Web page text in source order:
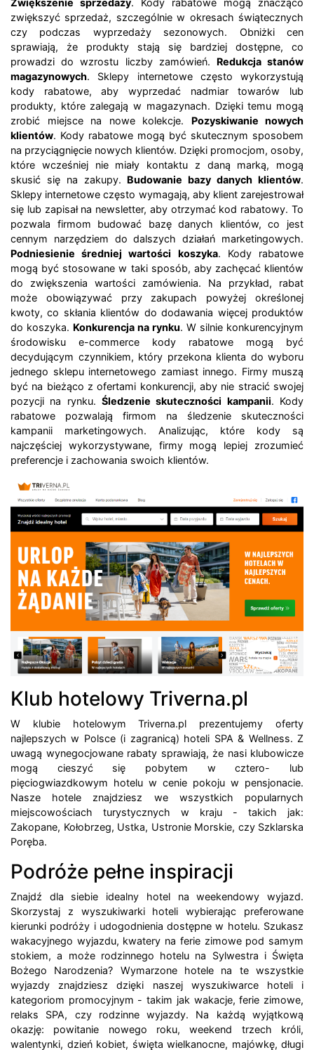
Zwiększenie sprzedaży. Kody rabatowe mogą znacząco
zwiększyć sprzedaż, szczególnie w okresach świątecznych
czy podczas wyprzedaży sezonowych. Obniżki cen
sprawiają, że produkty stają się bardziej dostępne, co
prowadzi do wzrostu liczby zamówień. Redukcja stanów
magazynowych. Sklepy internetowe często wykorzystują
kody rabatowe, aby wyprzedać nadmiar towarów lub
produkty, które zalegają w magazynach. Dzięki temu mogą
zrobić miejsce na nowe kolekcje. Pozyskiwanie nowych
klientów. Kody rabatowe mogą być skutecznym sposobem
na przyciągnięcie nowych klientów. Dzięki promocjom, osoby,
które wcześniej nie miały kontaktu z daną marką, mogą
skusić się na zakupy. Budowanie bazy danych klientów.
Sklepy internetowe często wymagają, aby klient zarejestrował
się lub zapisał na newsletter, aby otrzymać kod rabatowy. To
pozwala firmom budować bazę danych klientów, co jest
cennym narzędziem do dalszych działań marketingowych.
Podniesienie średniej wartości koszyka. Kody rabatowe
mogą być stosowane w taki sposób, aby zachęcać klientów
do zwiększenia wartości zamówienia. Na przykład, rabat
może obowiązywać przy zakupach powyżej określonej
kwoty, co skłania klientów do dodawania więcej produktów
do koszyka. Konkurencja na rynku. W silnie konkurencyjnym
środowisku e-commerce kody rabatowe mogą być
decydującym czynnikiem, który przekona klienta do wyboru
jednego sklepu internetowego zamiast innego. Firmy muszą
być na bieżąco z ofertami konkurencji, aby nie stracić swojej
pozycji na rynku. Śledzenie skuteczności kampanii. Kody
rabatowe pozwalają firmom na śledzenie skuteczności
kampanii marketingowych. Analizując, które kody są
najczęściej wykorzystywane, firmy mogą lepiej zrozumieć
preferencje i zachowania swoich klientów.
Klub hotelowy Triverna.pl
W klubie hotelowym Triverna.pl prezentujemy oferty
najlepszych w Polsce (i zagranicą) hoteli SPA & Wellness. Z
uwagą wynegocjowane rabaty sprawiają, że nasi klubowicze
mogą cieszyć się pobytem w cztero- lub
pięciogwiazdkowym hotelu w cenie pokoju w pensjonacie.
Nasze hotele znajdziesz we wszystkich popularnych
miejscowościach turystycznych w kraju - takich jak:
Zakopane, Kołobrzeg, Ustka, Ustronie Morskie, czy Szklarska
Poręba.
Podróże pełne inspiracji
Znajdź dla siebie idealny hotel na weekendowy wyjazd.
Skorzystaj z wyszukiwarki hoteli wybierając preferowane
kierunki podróży i udogodnienia dostępne w hotelu. Szukasz
wakacyjnego wyjazdu, kwatery na ferie zimowe pod samym
stokiem, a może rodzinnego hotelu na Sylwestra i Święta
Bożego Narodzenia? Wymarzone hotele na te wszystkie
wyjazdy znajdziesz dzięki naszej wyszukiwarce hoteli i
kategoriom promocyjnym - takim jak wakacje, ferie zimowe,
relaks SPA, czy rodzinne wyjazdy. Na każdą wyjątkową
okazję: powitanie nowego roku, weekend trzech króli,
walentynki, dzień kobiet, święta wielkanocne, majówkę, długi